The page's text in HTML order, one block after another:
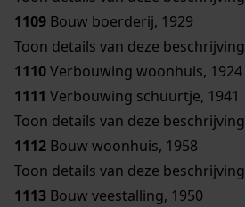
1109 Bouw boerderij, 1929
Toon details van deze beschrijving
1110Verbouwing woonhuis, 1924
1111 Verbouwing schuurtje, 1941
Toon details van deze beschrijving
1112 Bouw woonhuis, 1958
Toon details van deze beschrijving
1113 Bouw veestalling, 1950